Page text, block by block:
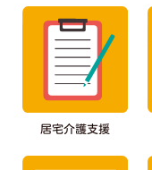
居宅介護支援